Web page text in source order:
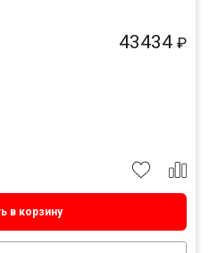
43434 ₽
в корзину